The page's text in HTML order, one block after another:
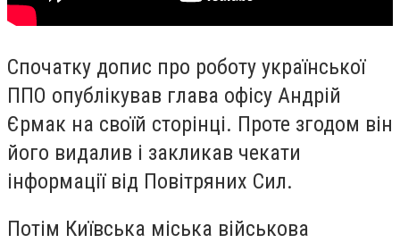
Спочатку допис про роботу української
ППО опублікував глава офісу Андрій
Єрмак на своїй сторінці. Проте згодом він
його видалив і закликав чекати
інформації від Повітряних Сил.
Потім Київська міська військова